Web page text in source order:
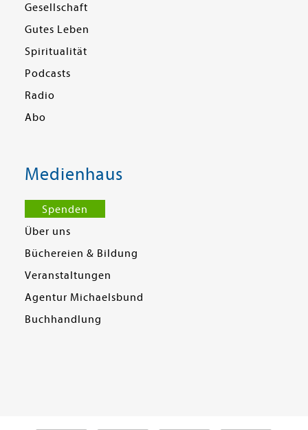
Gesellschaft
Gutes Leben
Spiritualität
Podcasts
Radio
Abo
Medienhaus
Spenden
Über uns
Büchereien & Bildung
Veranstaltungen
Agentur Michaelsbund
Buchhandlung